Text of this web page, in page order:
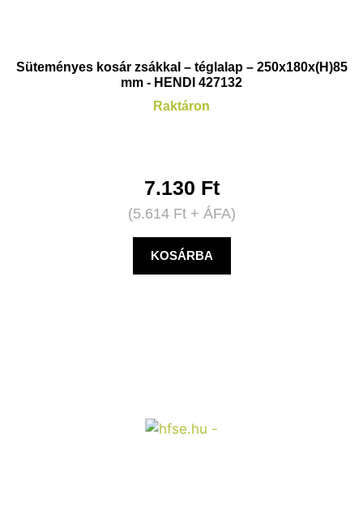
Süteményes kosár zsákkal – téglalap – 250x180x(H)85
mm - HENDI 427132
Raktáron
7.130 Ft
(5.614 Ft+ ÁFA)
KOSÁRBA